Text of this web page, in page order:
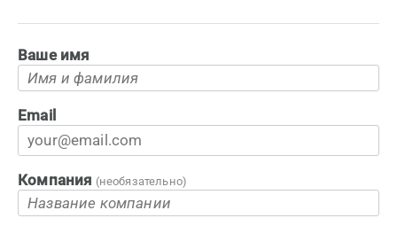
Ваше имя
Email
Компания (необязательно)